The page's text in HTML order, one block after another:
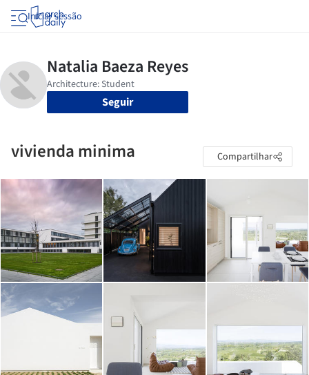
Iniciar sessão
Seguir
vivienda minima Compartilhar